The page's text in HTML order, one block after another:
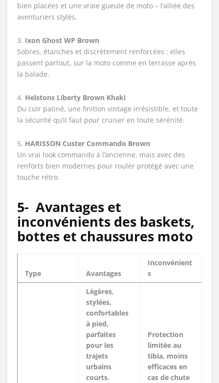
bien placées et une vraie gueule de moto – l’alliée des
aventuriers stylés.
3. Ixon Ghost WP Brown
Sobres, étanches et discrètement renforcées : elles
passent partout, sur la moto comme en terrasse après
la balade.
4. Helstons Liberty Brown Khaki
Du cuir patiné, une finition vintage irrésistible, et toute
la sécurité qu’il faut pour cruiser en toute sérénité.
5. HARISSON Custer Commando Brown
Un vrai look commando à l’ancienne, mais avec des
renforts bien modernes pour rouler protégé avec une
touche rétro.
5- Avantages et
inconvénients des baskets,
bottes et chaussures moto
Type Avantages
Inconvénient
s
Légères,
stylées,
confortables
à pied,
parfaites
pour les
trajets
urbains
courts.
Protection
limitée au
tibia, moins
efficaces en
cas de chute